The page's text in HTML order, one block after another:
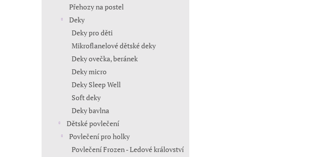
Přehozy na postel
Deky
Deky pro děti
Mikroflanelové dětské deky
Deky ovečka, beránek
Deky micro
Deky Sleep Well
Soft deky
Deky bavlna
Dětské povlečení
Povlečení pro holky
Povlečení Frozen - Ledové království